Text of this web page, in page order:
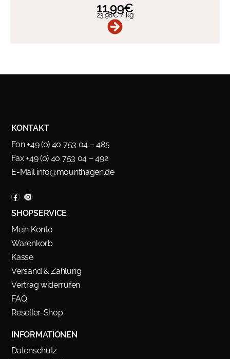
11,99€
23,98€/ kg
KONTAKT
Fon +49 (0) 40 753 04 – 485
Fax +49 (0) 40 753 04 – 492
E-Mail info@mounthagen.de
SHOPSERVICE
Mein Konto
Warenkorb
Kasse
Versand & Zahlung
Vertrag widerrufen
FAQ
Reseller-Shop
INFORMATIONEN
Datenschutz